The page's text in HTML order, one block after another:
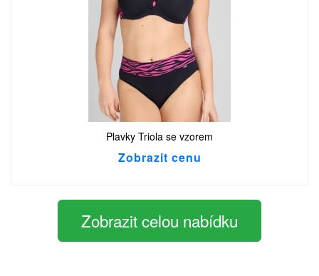
Plavky Triola se vzorem
Zobrazit cenu
Zobrazit celou nabídku